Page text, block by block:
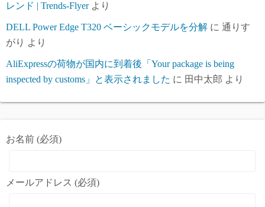
レンド | Trends-Flyerより
DELL Power Edge T320 ベーシックモデルを分解 に 通りす
がり より
AliExpressの荷物が国内に到着後「Your package is being
inspected by customs」と表示されました に 田中太郎 より
お名前 (必須)
メールアドレス (必須)